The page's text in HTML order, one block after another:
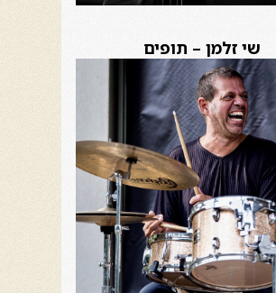
שי זלמן – תופים